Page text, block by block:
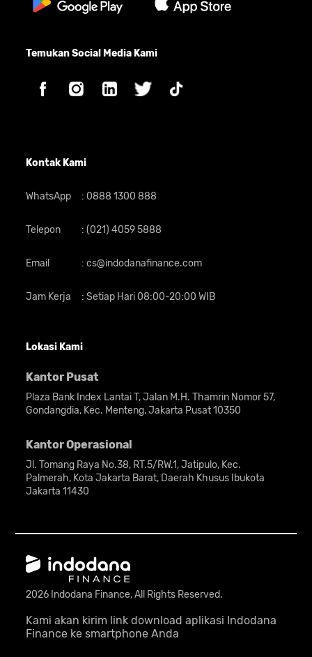
Temukan Social Media Kami
Kontak Kami
WhatsApp : 0888 1300 888
Telepon : (021) 4059 5888
Email : cs@indodanafinance.com
Jam Kerja : Setiap Hari 08:00-20:00 WIB
Lokasi Kami
Kantor Pusat
Plaza Bank Index Lantai T, Jalan M.H. Thamrin Nomor 57,
Gondangdia, Kec. Menteng, Jakarta Pusat 10350
Kantor Operasional
Jl. Tomang Raya No.38, RT.5/RW.1, Jatipulo, Kec.
Palmerah, Kota Jakarta Barat, Daerah Khusus Ibukota
Jakarta 11430
2026 Indodana Finance, All Rights Reserved.
Kami akan kirim link download aplikasi Indodana
Finance ke smartphone Anda